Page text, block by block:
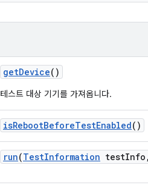
getDevice()
테스트 대상 기기를 가져옵니다.
isRebootBeforeTestEnabled()
run(TestInformation testInfo ,